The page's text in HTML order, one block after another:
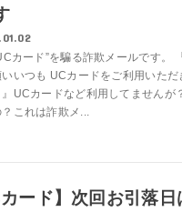
カード”を騙る詐欺メールです。
いいつも UCカードをご利用いた
』UCカードなど利用してませんが
これは詐欺メ...
カード】次回お引落日